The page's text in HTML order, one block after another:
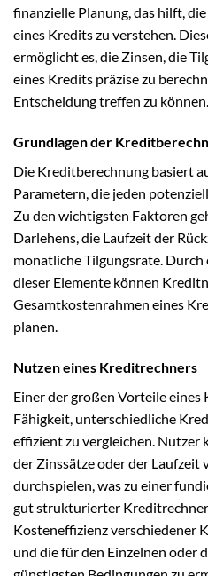
finanzielle Planung, das hilft,
eines Kredits zu verstehen.
ermöglicht es, die Zinsen, die
eines Kredits präzise zu
Entscheidung treffen zu können.
Grundlagen der
Die Kreditberechnung basiert
Parametern, die jeden
Zu den wichtigsten Faktoren
Darlehens, die Laufzeit der
monatliche Tilgungsrate. Durch
dieser Elemente können
Gesamtkostenrahmen eines
planen.
Nutzen eines Kreditrechners
Einer der großen Vorteile
Fähigkeit, unterschiedliche
effizient zu vergleichen. Nutzer
der Zinssätze oder der Laufzeit
durchspielen, was zu einer
gut strukturierter
Kosteneffizienz verschiedener
und die für den Einzelnen oder